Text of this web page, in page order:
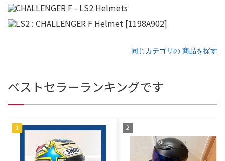
同じカテゴリの 商品を探す
ベストセラーランキングです